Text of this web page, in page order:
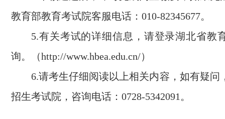
教育部教育考试院客服电话：010-82345677。
5.有关考试的详细信息，请登录湖北省教
询。（http://www.hbea.edu.cn/）
6.请考生仔细阅读以上相关内容，如有疑问
招生考试院，咨询电话：0728-5342091。